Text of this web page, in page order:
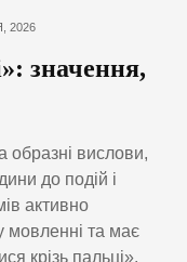
2026
значення,
образні вислови,
до подій і
активно
мовленні та має
крізь пальці».